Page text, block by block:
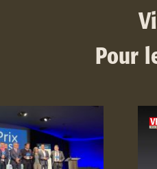
Pour